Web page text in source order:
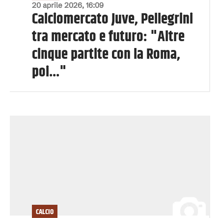
20 aprile 2026, 16:09
Calciomercato Juve, Pellegrini
tra mercato e futuro: "Altre
cinque partite con la Roma,
poi..."
CALCIO